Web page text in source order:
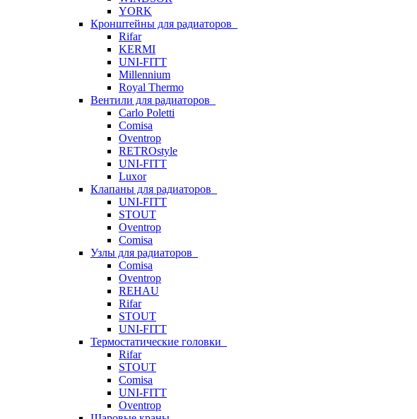
YORK
Кронштейны для радиаторов
Rifar
KERMI
UNI-FITT
Millennium
Royal Thermo
Вентили для радиаторов
Carlo Poletti
Comisa
Oventrop
RETROstyle
UNI-FITT
Luxor
Клапаны для радиаторов
UNI-FITT
STOUT
Oventrop
Comisa
Узлы для радиаторов
Comisa
Oventrop
REHAU
Rifar
STOUT
UNI-FITT
Термостатические головки
Rifar
STOUT
Comisa
UNI-FITT
Oventrop